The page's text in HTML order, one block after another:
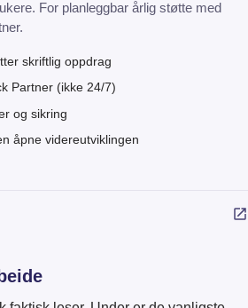
For planleggbar årlig støtte med
skriftlig oppdrag
Partner (ikke 24/7)
og sikring
åpne videreutviklingen
ny fane)